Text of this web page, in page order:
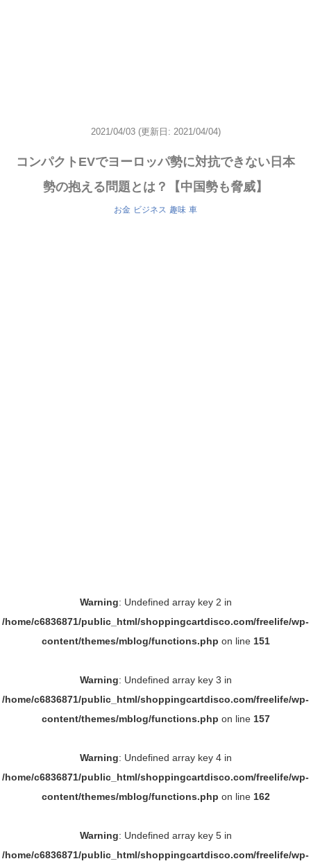
2021/04/03 (更新日: 2021/04/04)
コンパクトEVでヨーロッパ勢に対抗できない日本
勢の抱える問題とは？【中国勢も脅威】
お金 ビジネス 趣味 車
Warning: Undefined array key 2 in
/home/c6836871/public_html/shoppingcartdisco.com/freelife/wp-
content/themes/mblog/functions.php on line 151
Warning: Undefined array key 3 in
/home/c6836871/public_html/shoppingcartdisco.com/freelife/wp-
content/themes/mblog/functions.php on line 157
Warning: Undefined array key 4 in
/home/c6836871/public_html/shoppingcartdisco.com/freelife/wp-
content/themes/mblog/functions.php on line 162
Warning: Undefined array key 5 in
/home/c6836871/public_html/shoppingcartdisco.com/freelife/wp-